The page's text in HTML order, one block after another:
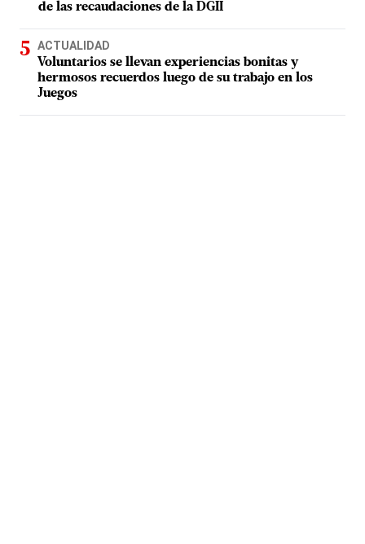
de las recaudaciones de la DGII
ACTUALIDAD
Voluntarios se llevan experiencias bonitas y
hermosos recuerdos luego de su trabajo en los
Juegos